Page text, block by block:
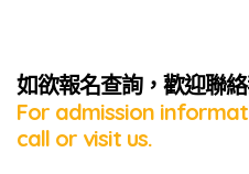
如欲報名查詢，歡迎聯
For admission
call or visit us.